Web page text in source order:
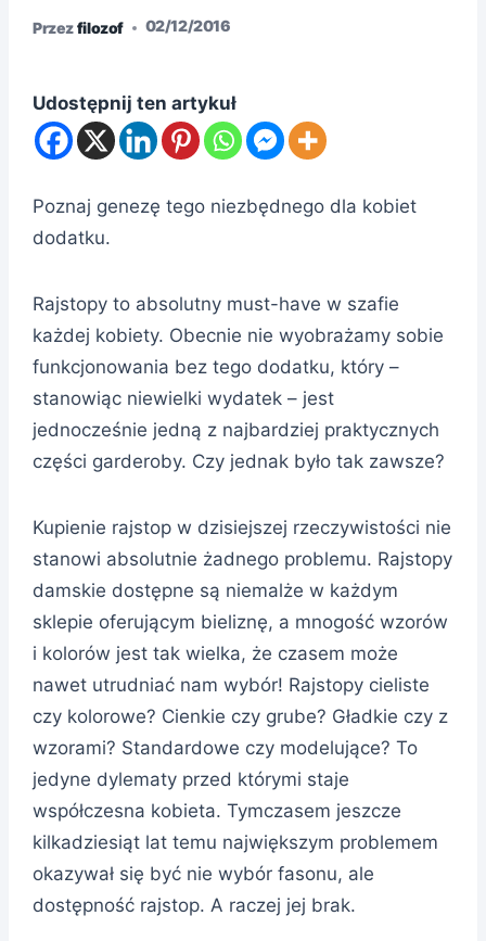
Przezfilozof 02/12/2016
Udostępnij ten artykuł
Poznaj genezę tego niezbędnego dla kobiet
dodatku.
Rajstopy to absolutny must-have w szafie
każdej kobiety. Obecnie nie wyobrażamy sobie
funkcjonowania bez tego dodatku, który –
stanowiąc niewielki wydatek – jest
jednocześnie jedną z najbardziej praktycznych
części garderoby. Czy jednak było tak zawsze?
Kupienie rajstop w dzisiejszej rzeczywistości nie
stanowi absolutnie żadnego problemu. Rajstopy
damskie dostępne są niemalże w każdym
sklepie oferującym bieliznę, a mnogość wzorów
i kolorów jest tak wielka, że czasem może
nawet utrudniać nam wybór! Rajstopy cieliste
czy kolorowe? Cienkie czy grube? Gładkie czy z
wzorami? Standardowe czy modelujące? To
jedyne dylematy przed którymi staje
współczesna kobieta. Tymczasem jeszcze
kilkadziesiąt lat temu największym problemem
okazywał się być nie wybór fasonu, ale
dostępność rajstop. A raczej jej brak.